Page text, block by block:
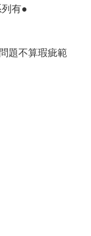
有●
題不算瑕疵範